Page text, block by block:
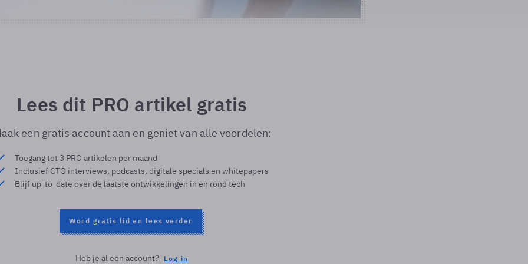
Lees dit PRO artikel gratis
een gratis account aan en geniet van alle voordelen:
Toegang tot 3 PRO artikelen per maand
Inclusief CTO interviews, podcasts, digitale specials en whitepapers
Blijf up-to-date over de laatste ontwikkelingen in en rond tech
Word gratis lid en lees verder
Heb je al een account? Log in